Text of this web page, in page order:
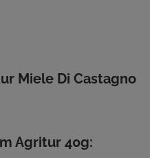
Miele Di Castagno
Agritur 40g: